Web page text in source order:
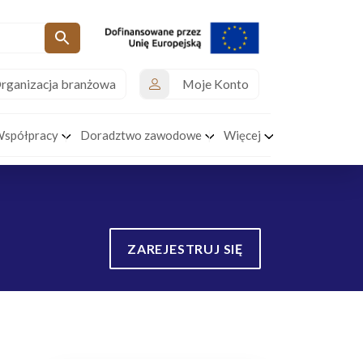
branżowa Moje Konto
Doradztwo zawodowe Więcej
ZAREJESTRUJ SIĘ